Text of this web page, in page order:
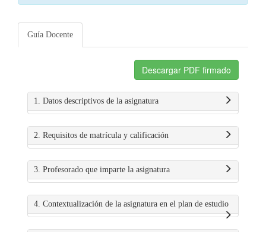
Guía Docente
Descargar PDF firmado
1. Datos descriptivos de la asignatura
2. Requisitos de matrícula y calificación
3. Profesorado que imparte la asignatura
4. Contextualización de la asignatura en el plan de estudio